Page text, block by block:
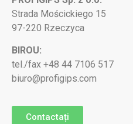
Strada Mościckiego 15
97-220 Rzeczyca
BIROU:
tel./fax +48 44 7106 517
biuro@profigips.com
Contactați